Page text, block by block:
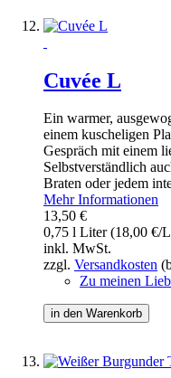
Cuvée L
Ein warmer,
einem kuscheligen
Gespräch mit einem
Selbstverständlich
Braten oder jedem
Mehr Informationen
13,50 €
0,75 l Liter (18,00 €/
inkl. MwSt.
zzgl. Versandkosten
Zu meinen
in den Warenkorb